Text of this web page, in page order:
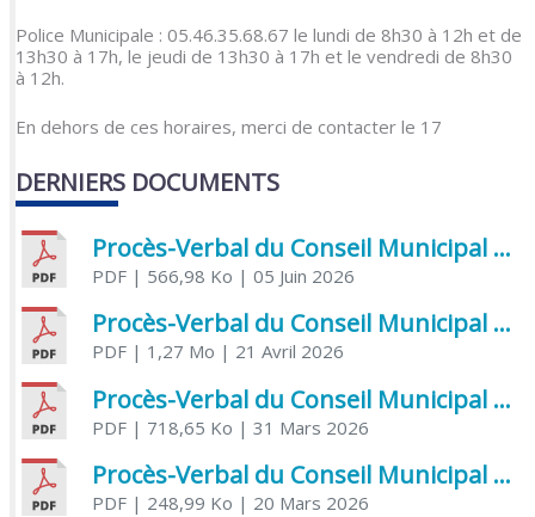
Police Municipale : 05.46.35.68.67 le lundi de 8h30 à 12h et de
13h30 à 17h, le jeudi de 13h30 à 17h et le vendredi de 8h30
à 12h.
En dehors de ces horaires, merci de contacter le 17
DERNIERS DOCUMENTS
Procès-Verbal du Conseil Municipal du 5 juin 2026
PDF| 566,98 Ko | 05 Juin 2026
Procès-Verbal du Conseil Municipal du 21 avril 2026
PDF| 1,27 Mo | 21 Avril 2026
Procès-Verbal du Conseil Municipal du 31 mars 2026
PDF| 718,65 Ko | 31 Mars 2026
Procès-Verbal du Conseil Municipal du 20 mars 2026
PDF| 248,99 Ko | 20 Mars 2026